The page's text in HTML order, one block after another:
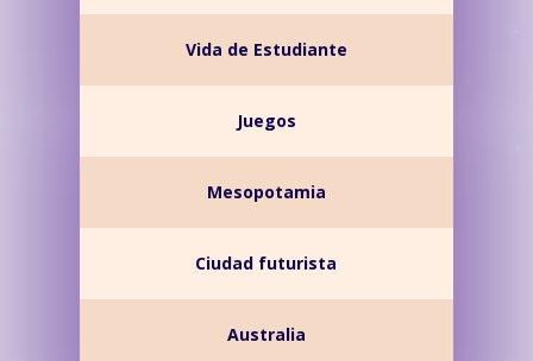
Vida de Estudiante
Juegos
Mesopotamia
Ciudad futurista
Australia